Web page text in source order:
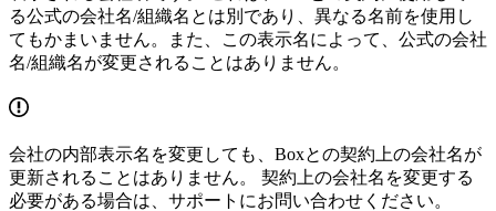
る公式の会社名/組織名とは別であり、異なる名前を使用し
てもかまいません。また、この表示名によって、公式の会社
名/組織名が変更されることはありません。
会社の内部表示名を変更しても、Boxとの契約上の会社名が
更新されることはありません。 契約上の会社名を変更する
必要がある場合は、サポートにお問い合わせください。